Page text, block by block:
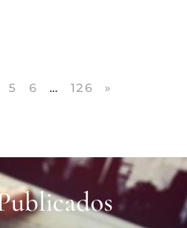
5 6 … 126 »